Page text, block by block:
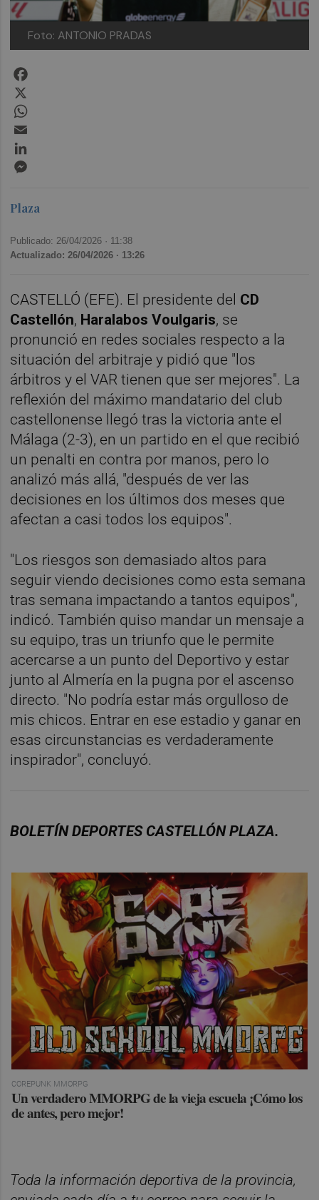
Foto: ANTONIO PRADAS
Plaza
Publicado: 26/04/2026 · 11:38
Actualizado: 26/04/2026 · 13:26
CASTELLÓ (EFE). El presidente del CD
Castellón, Haralabos Voulgaris, se
pronunció en redes sociales respecto a la
situación del arbitraje y pidió que "los
árbitros y el VAR tienen que ser mejores". La
reflexión del máximo mandatario del club
castellonense llegó tras la victoria ante el
Málaga (2-3), en un partido en el que recibió
un penalti en contra por manos, pero lo
analizó más allá, "después de ver las
decisiones en los últimos dos meses que
afectan a casi todos los equipos".
"Los riesgos son demasiado altos para
seguir viendo decisiones como esta semana
tras semana impactando a tantos equipos",
indicó. También quiso mandar un mensaje a
su equipo, tras un triunfo que le permite
acercarse a un punto del Deportivo y estar
junto al Almería en la pugna por el ascenso
directo. "No podría estar más orgulloso de
mis chicos. Entrar en ese estadio y ganar en
esas circunstancias es verdaderamente
inspirador", concluyó.
BOLETÍNDEPORTES CASTELLÓNPLAZA.
COREPUNK MMORPG
Un verdadero MMORPG de la vieja escuela ¡Cómo los
de antes, pero mejor!
Toda la información deportiva de la provincia,